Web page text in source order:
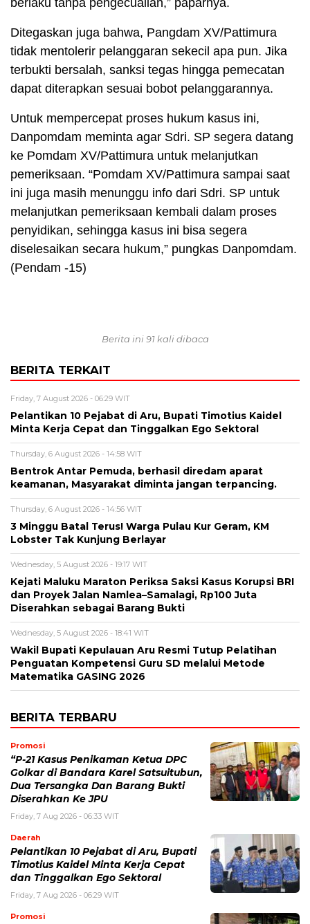
berlaku tanpa pengecualian,” paparnya.
Ditegaskan juga bahwa, Pangdam XV/Pattimura
tidak mentolerir pelanggaran sekecil apa pun. Jika
terbukti bersalah, sanksi tegas hingga pemecatan
dapat diterapkan sesuai bobot pelanggarannya.
​Untuk mempercepat proses hukum kasus ini,
Danpomdam meminta agar Sdri. SP segera datang
ke Pomdam XV/Pattimura untuk melanjutkan
pemeriksaan. “Pomdam XV/Pattimura sampai saat
ini juga masih menunggu info dari Sdri. SP untuk
melanjutkan pemeriksaan kembali dalam proses
penyidikan, sehingga kasus ini bisa segera
diselesaikan secara hukum,” pungkas Danpomdam.
(Pendam -15)
Berita ini 91 kali dibaca
BERITA TERKAIT
Friday, 7 August 2026 - 06:29 WIT
Pelantikan 10 Pejabat di Aru, Bupati Timotius Kaidel
Minta Kerja Cepat dan Tinggalkan Ego Sektoral
Thursday, 6 August 2026 - 14:58 WIT
Bentrok Antar Pemuda, berhasil diredam aparat
keamanan, Masyarakat diminta jangan terpancing.
Thursday, 6 August 2026 - 14:56 WIT
3 Minggu Batal Terus! Warga Pulau Kur Geram, KM
Lobster Tak Kunjung Berlayar
Wednesday, 5 August 2026 - 19:17 WIT
Kejati Maluku Maraton Periksa Saksi Kasus Korupsi BRI
dan Proyek Jalan Namlea–Samalagi, Rp100 Juta
Diserahkan sebagai Barang Bukti
Wednesday, 5 August 2026 - 18:41 WIT
Wakil Bupati Kepulauan Aru Resmi Tutup Pelatihan
Penguatan Kompetensi Guru SD melalui Metode
Matematika GASING 2026
BERITA TERBARU
Promosi
“P-21 Kasus Penikaman Ketua DPC
Golkar di Bandara Karel Satsuitubun,
Dua Tersangka Dan Barang Bukti
Diserahkan Ke JPU
Friday, 7 Aug 2026 - 06:33 WIT
Daerah
Pelantikan 10 Pejabat di Aru, Bupati
Timotius Kaidel Minta Kerja Cepat
dan Tinggalkan Ego Sektoral
Friday, 7 Aug 2026 - 06:29 WIT
Promosi